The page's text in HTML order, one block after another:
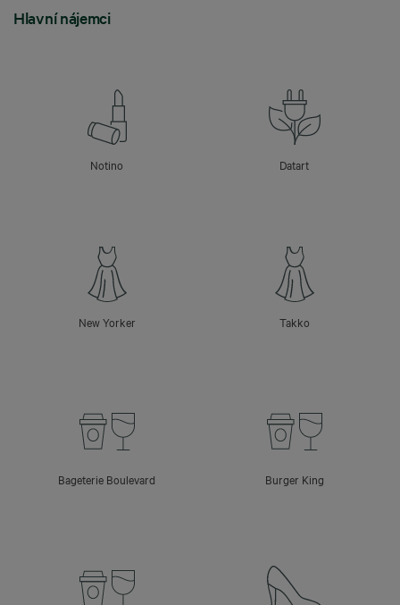
Hlavní nájemci
Notino Datart
New Yorker Takko
Bageterie Boulevard Burger King